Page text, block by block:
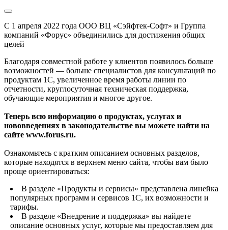
С 1 апреля 2022 года ООО ВЦ «Сэйфтек-Софт» и Группа
компаний «Форус» объединились для достижения общих
целей
Благодаря совместной работе у клиентов появилось больше
возможностей — больше специалистов для консультаций по
продуктам 1С, увеличенное время работы линии по
отчетности, круглосуточная техническая поддержка,
обучающие мероприятия и многое другое.
Теперь всю информацию о продуктах, услугах и
нововведениях в законодательстве вы можете найти на
сайте www.forus.ru.
Ознакомьтесь с кратким описанием основных разделов,
которые находятся в верхнем меню сайта, чтобы вам было
проще ориентироваться:
В разделе «Продукты и сервисы» представлена линейка
популярных программ и сервисов 1С, их возможности и
тарифы.
В разделе «Внедрение и поддержка» вы найдете
описание основных услуг, которые мы предоставляем для